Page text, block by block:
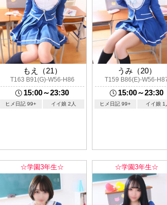
もえ（21）
T163 B91(G)-W56-H86
15:00～23:30
ヒメ日記 99+ イイ娘 2人
うみ（20）
T159 B86(E)-W56-
15:00～23:30
ヒメ日記 99+ イイ娘 1
☆学園3年生☆ ☆学園3年生☆